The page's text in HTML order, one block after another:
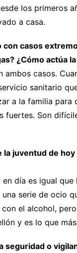
los primeros
a casa.
con casos
¿Cómo actúa
ambos casos.
sanitario
a la familia para
fuertes. Son
la juventud de
en día es igual
serie de ocio
el alcohol,
y es lo que
seguridad o